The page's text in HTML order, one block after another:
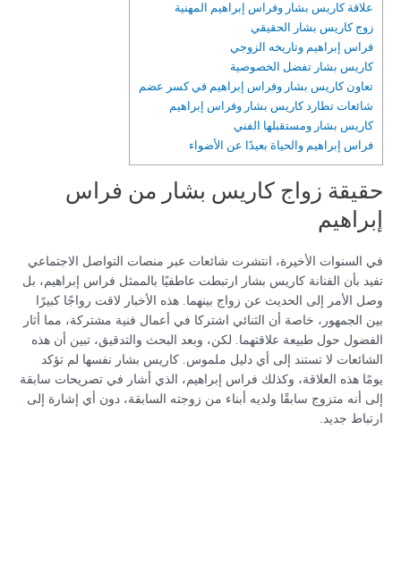
علاقة كاريس بشار وفراس إبراهيم المهنية
زوج كاريس بشار الحقيقي
فراس إبراهيم وتاريخه الزوجي
كاريس بشار تفضل الخصوصية
تعاون كاريس بشار وفراس إبراهيم في كسر عضم
شائعات تطارد كاريس بشار وفراس إبراهيم
كاريس بشار ومستقبلها الفني
فراس إبراهيم والحياة بعيدًا عن الأضواء
حقيقة زواج كاريس بشار من فراس
إبراهيم
في السنوات الأخيرة، انتشرت شائعات عبر منصات التواصل الاجتماعي
تفيد بأن الفنانة كاريس بشار ارتبطت عاطفيًا بالممثل فراس إبراهيم، بل
وصل الأمر إلى الحديث عن زواج بينهما. هذه الأخبار لاقت رواجًا كبيرًا
بين الجمهور، خاصة أن الثنائي اشتركا في أعمال فنية مشتركة، مما أثار
الفضول حول طبيعة علاقتهما. لكن، وبعد البحث والتدقيق، تبين أن هذه
الشائعات لا تستند إلى أي دليل ملموس. كاريس بشار نفسها لم تؤكد
يومًا هذه العلاقة، وكذلك فراس إبراهيم، الذي أشار في تصريحات سابقة
إلى أنه متزوج سابقًا ولديه أبناء من زوجته السابقة، دون أي إشارة إلى
ارتباط جديد.